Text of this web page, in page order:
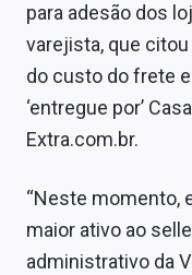
Sobre
Expediente
para adesão dos
varejista, que
do custo do frete
‘entregue por’
Extra.com.br.
“Neste momento,
maior ativo ao
administrativo da